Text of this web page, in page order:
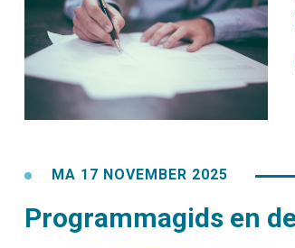
MA 17 NOVEMBER 2025
Programmagids en